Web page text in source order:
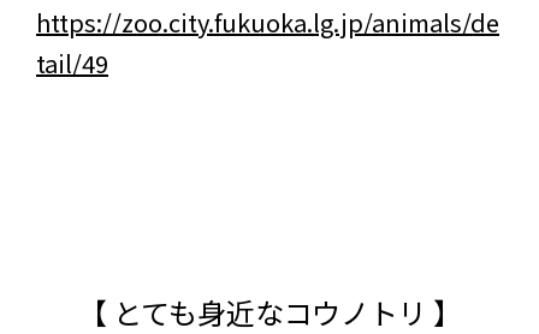
https://zoo.city.fukuoka.lg.jp/animals/de
tail/49
【 とても身近なコウノトリ 】